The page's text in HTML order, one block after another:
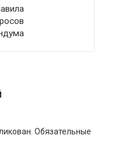
Обязательные